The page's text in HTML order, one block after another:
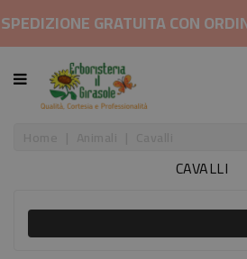
SPEDIZIONE GRATUITA CON
CATEGORIA
HOME
COSMETICI
CAVALLI